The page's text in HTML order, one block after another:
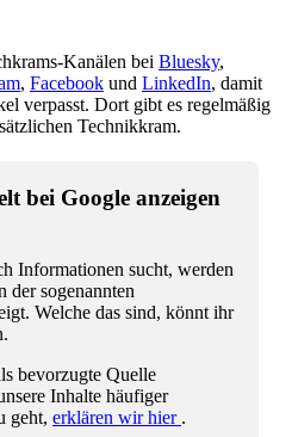
Kanälen bei Bluesky,
, Facebook und LinkedIn, damit
verpasst. Dort gibt es regelmäßig
Technikkram.
bei Google anzeigen
Informationen sucht, werden
der sogenannten
Welche das sind, könnt ihr
bevorzugte Quelle
Inhalte häufiger
geht, erklären wir hier .